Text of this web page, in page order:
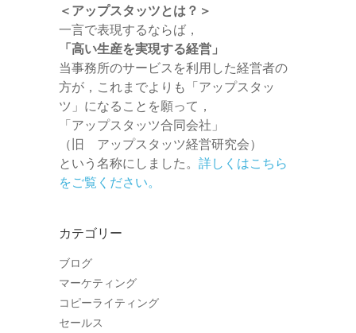
＜アップスタッツとは？＞
一言で表現するならば，
「高い生産を実現する経営」
当事務所のサービスを利用した経営者の
方が，これまでよりも「アップスタッ
ツ」になることを願って，
「アップスタッツ合同会社」
（旧 アップスタッツ経営研究会）
という名称にしました。 詳しくはこちら
をご覧ください。
カテゴリー
ブログ
マーケティング
コピーライティング
セールス